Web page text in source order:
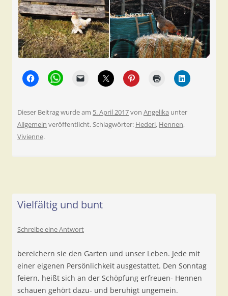
Dieser Beitrag wurde am 5. April 2017von Angelika unter
Allgemein veröffentlicht. Schlagwörter: Hederl, Hennen,
Vivienne.
Vielfältig und bunt
Schreibe eine Antwort
bereichern sie den Garten und unser Leben. Jede mit
einer eigenen Persönlichkeit ausgestattet. Den Sonntag
feiern, heißt sich an der Schöpfung erfreuen- Hennen
schauen gehört dazu- und beruhigt ungemein.